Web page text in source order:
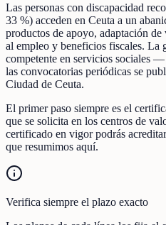
Las personas con discapacidad
33 %) acceden en Ceuta a un
productos de apoyo, adaptación
al empleo y beneficios fiscales. La
competente en servicios sociales
las convocatorias periódicas se
Ciudad de Ceuta.
El primer paso siempre es el
que se solicita en los centros de
certificado en vigor podrás
que resumimos aquí.
Verifica siempre el plazo exacto